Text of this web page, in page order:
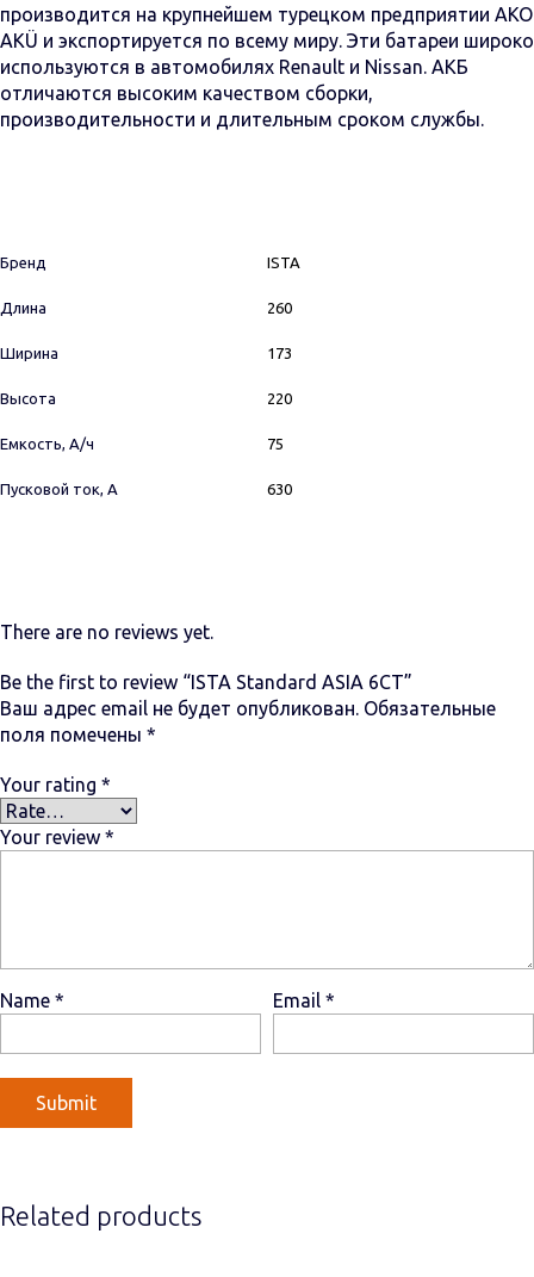
производится на крупнейшем турецком предприятии AKO
АКÜ и экспортируется по всему миру. Эти батареи широко
используются в автомобилях Renault и Nissan. АКБ
отличаются высоким качеством сборки,
производительности и длительным сроком службы.
Бренд ISTA
Длина 260
Ширина 173
Высота 220
Емкость, А/ч 75
Пусковой ток, А 630
There are no reviews yet.
Be the first to review “ISTA Standard ASIA 6СТ”
Ваш адрес email не будет опубликован. Обязательные
поля помечены *
Your rating *
Your review *
Name * Email *
Related products